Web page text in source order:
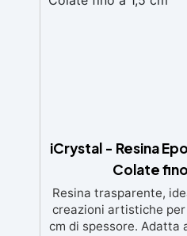
iCrystal - Resina
Colate
Resina trasparente,
creazioni artistiche per
cm di spessore. Adatta